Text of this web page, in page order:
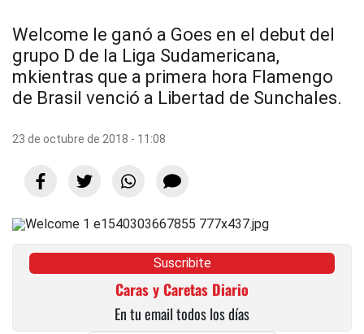
Welcome le ganó a Goes en el debut del
grupo D de la Liga Sudamericana,
mkientras que a primera hora Flamengo
de Brasil venció a Libertad de Sunchales.
23 de octubre de 2018 - 11:08
Suscribite
Caras y Caretas Diario
En tu email todos los días